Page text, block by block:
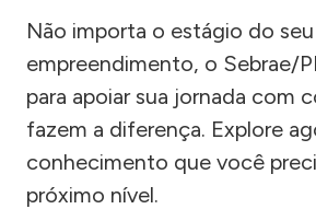
Não importa o estágio do seu
empreendimento, o Sebrae/
para apoiar sua jornada com
fazem a diferença. Explore
conhecimento que você
próximo nível.